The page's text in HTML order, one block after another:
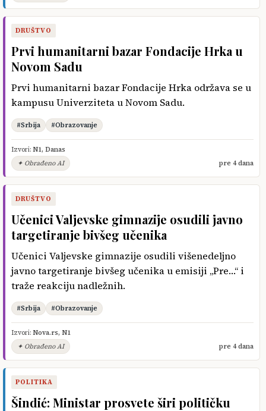
DRUŠTVO
Prvi humanitarni bazar Fondacije Hrka u
Novom Sadu
Prvi humanitarni bazar Fondacije Hrka održava se u
kampusu Univerziteta u Novom Sadu.
#Srbija #Obrazovanje
Izvori: N1, Danas
✦ Obrađeno AI
pre 4 dana
DRUŠTVO
Učenici Valjevske gimnazije osudili javno
targetiranje bivšeg učenika
Učenici Valjevske gimnazije osudili višenedeljno
javno targetiranje bivšeg učenika u emisiji „Pre…“ i
traže reakciju nadležnih.
#Srbija #Obrazovanje
Izvori: Nova.rs, N1
✦ Obrađeno AI
pre 4 dana
POLITIKA
Šindić: Ministar prosvete širi političku